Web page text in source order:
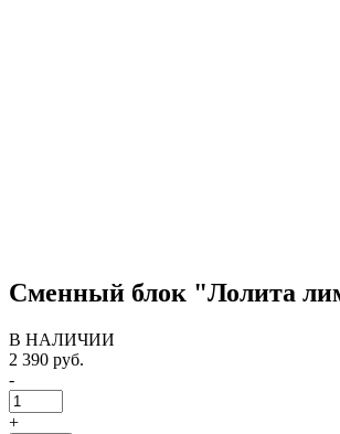
Сменный блок "Лолита
В НАЛИЧИИ
2 390 руб.
-
+